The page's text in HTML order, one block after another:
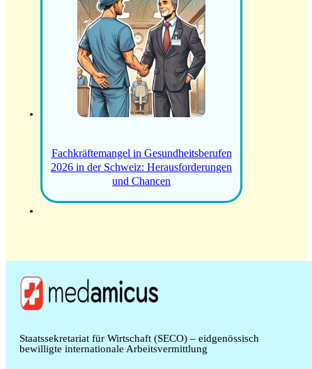
Fachkräftemangel in Gesundheitsberufen
2026 in der Schweiz: Herausforderungen
und Chancen
Staatssekretariat für Wirtschaft (SECO) – eidgenössisch
bewilligte internationale Arbeitsvermittlung